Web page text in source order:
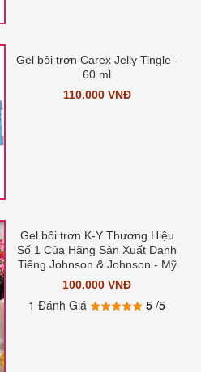
Gel bôi trơn Carex Jelly Tingle -
60 ml
110.000 VNĐ
Gel bôi trơn K-Y Thương Hiệu
Số 1 Của Hãng Sản Xuất Danh
Tiếng Johnson & Johnson - Mỹ
100.000 VNĐ
1 Đánh Giá 5/5